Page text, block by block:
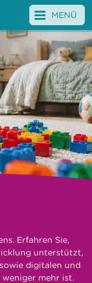
MENÜ
Erfahren Sie,
unterstützt,
digitalen und
mehr ist.